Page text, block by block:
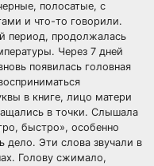
полосатые, с
и что-то говорили.
период, продолжалась
Через 7 дней
появилась головная
в книге, лицо матери
в точки. Слышала
быстро», особенно
дело. Эти слова звучали в
Голову сжимало,